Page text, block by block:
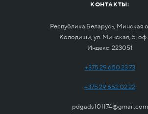
КОНТАКТЫ:
Республика Беларусь, Минская
Колодищи, ул. Минская, 5,
Индекс: 223051
+375 29 650 23 73
+375 29 652 02 22
pdgads101174@gmail.com